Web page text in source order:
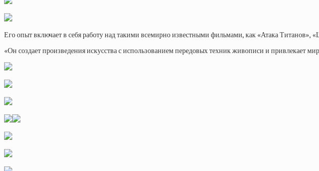
Его опыт включает в себя работу над такими всемирно известными фильмами, как «Атака Титанов»,
«Он создает произведения искусства с использованием передовых техник живописи и привлекает